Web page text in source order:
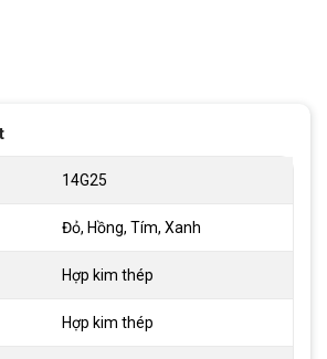
14G25
Đỏ, Hồng, Tím, Xanh
Hợp kim thép
Hợp kim thép